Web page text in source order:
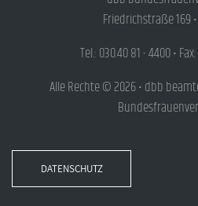
Friedrichstraße 169 •
Tel.: 030.40 81 - 4400 •
Alle Rechte © 2026 • dbb
DATENSCHUTZ